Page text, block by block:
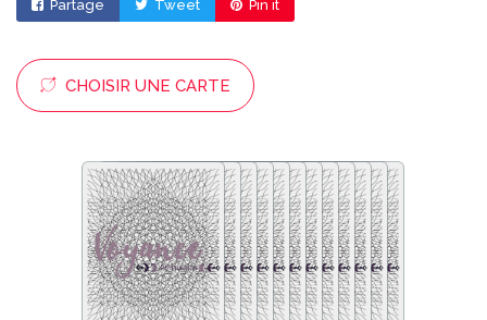
Partage Tweet Pin it
CHOISIR UNE CARTE